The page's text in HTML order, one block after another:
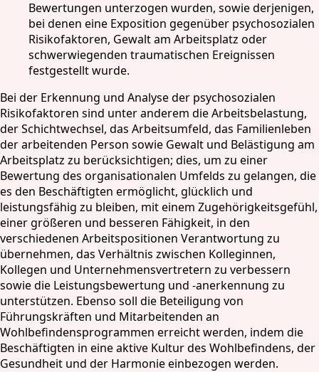
Bewertungen unterzogen wurden, sowie derjenigen,
bei denen eine Exposition gegenüber psychosozialen
Risikofaktoren, Gewalt am Arbeitsplatz oder
schwerwiegenden traumatischen Ereignissen
festgestellt wurde.
Bei der Erkennung und Analyse der psychosozialen
Risikofaktoren sind unter anderem die Arbeitsbelastung,
der Schichtwechsel, das Arbeitsumfeld, das Familienleben
der arbeitenden Person sowie Gewalt und Belästigung am
Arbeitsplatz zu berücksichtigen; dies, um zu einer
Bewertung des organisationalen Umfelds zu gelangen, die
es den Beschäftigten ermöglicht, glücklich und
leistungsfähig zu bleiben, mit einem Zugehörigkeitsgefühl,
einer größeren und besseren Fähigkeit, in den
verschiedenen Arbeitspositionen Verantwortung zu
übernehmen, das Verhältnis zwischen Kolleginnen,
Kollegen und Unternehmensvertretern zu verbessern
sowie die Leistungsbewertung und -anerkennung zu
unterstützen. Ebenso soll die Beteiligung von
Führungskräften und Mitarbeitenden an
Wohlbefindensprogrammen erreicht werden, indem die
Beschäftigten in eine aktive Kultur des Wohlbefindens, der
Gesundheit und der Harmonie einbezogen werden.